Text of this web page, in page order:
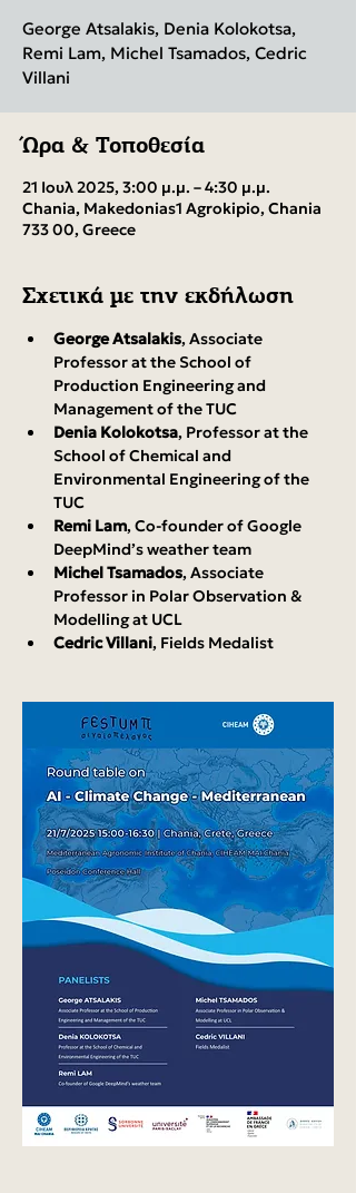
George Atsalakis, Denia Kolokotsa,
Remi Lam, Michel Tsamados, Cedric
Villani
Ώρα & Τοποθεσία
21 Ιουλ 2025, 3:00 μ.μ. – 4:30 μ.μ.
Chania, Makedonias1 Agrokipio, Chania
733 00, Greece
Σχετικά με την εκδήλωση
George Atsalakis, Associate
Professor at the School of
Production Engineering and
Management of the TUC
Denia Kolokotsa, Professor at the
School of Chemical and
Environmental Engineering of the
TUC
Remi Lam, Co-founder of Google
DeepMind’s weather team
Michel Tsamados, Associate
Professor in Polar Observation &
Modelling at UCL
Cedric Villani, Fields Medalist